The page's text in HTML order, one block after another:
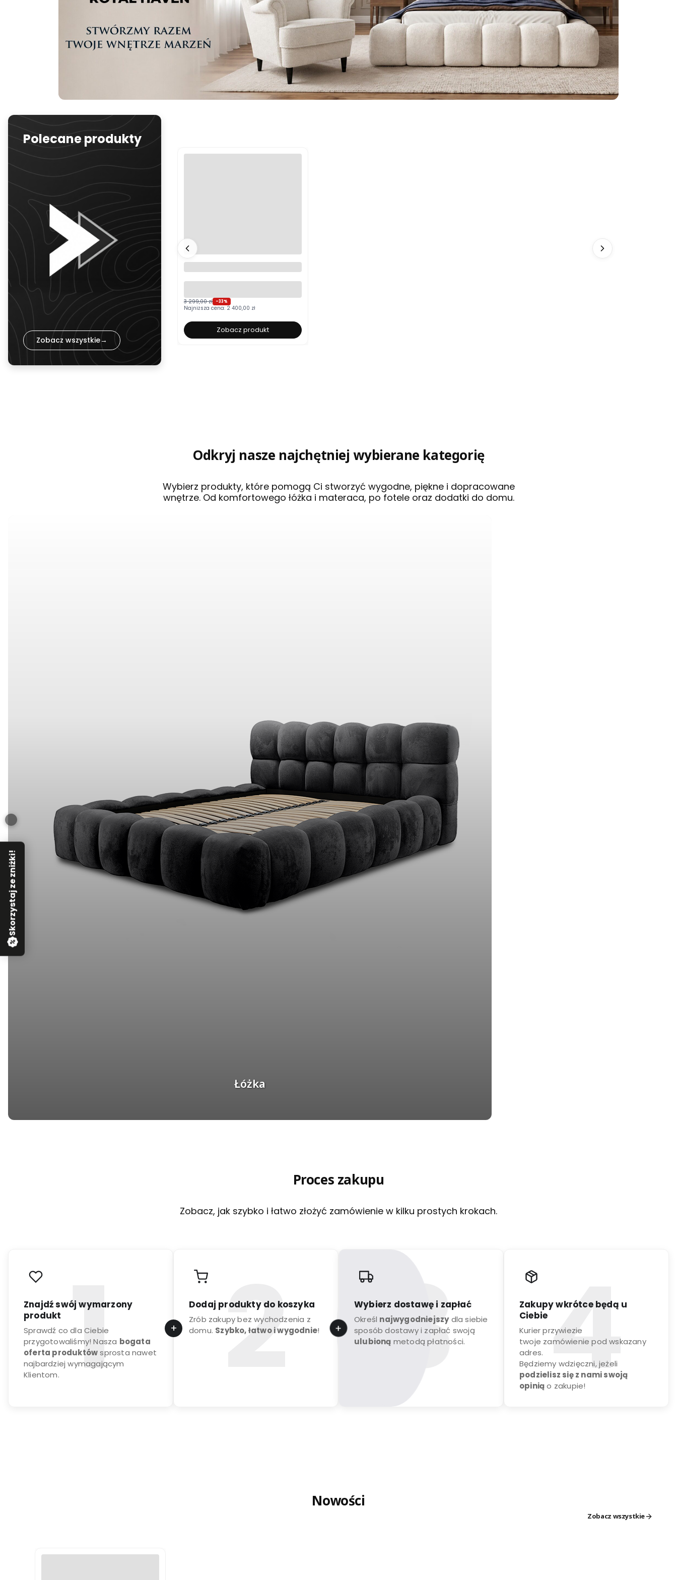
Polecane produkty
Zobacz wszystkie→
Łóżko tapicerowane 120x200
BOSTON białe ze stelażem i
pojemnikiem Polska produkcja
3 299,00 zł -33%
Najniższa cena: 2 400,00 zł
Zobacz produkt
Odkryj nasze najchętniej wybierane kategorię
Wybierz produkty, które pomogą Ci stworzyć wygodne, piękne i dopracowane
wnętrze. Od komfortowego łóżka i materaca, po fotele oraz dodatki do domu.
Łóżka
Proces zakupu
Zobacz, jak szybko i łatwo złożyć zamówienie w kilku prostych krokach.
Znajdź swój wymarzony
produkt
Sprawdź co dla Ciebie
przygotowaliśmy! Nasza bogata
oferta produktówsprosta nawet
najbardziej wymagającym
Klientom.
Dodaj produkty do koszyka
Zrób zakupy bez wychodzenia z
domu. Szybko, łatwo i wygodnie!
Wybierz dostawę i zapłać
Określ najwygodniejszydla siebie
sposób dostawy i zapłać swoją
ulubioną metodą płatności.
Zakupy wkrótce będą u
Ciebie
Kurier przywiezie
twoje zamówienie pod wskazany
adres.
Będziemy wdzięczni, jeżeli
podzielisz się z nami swoją
opiniąo zakupie!
Nowości
Zobacz wszystkie
Skorzystaj ze zniżki!